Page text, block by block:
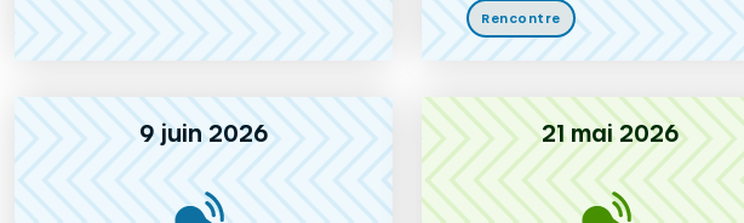
Rencontre
9 juin 2026 21 mai 2026